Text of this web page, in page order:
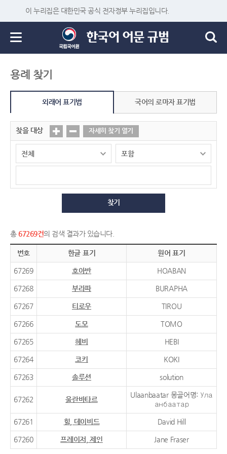
이 누리집은 대한민국 공식 전자정부 누리집입니다.
용례 찾기
외래어 표기법 국어의 로마자 표기법
찾을 대상 자세히 찾기 열기
찾기
총 67269건의 검색 결과가 있습니다.
번호 한글 표기 원어 표기
67269 호아반 HOABAN
67268 부라파 BURAPHA
67267 티로우 TIROU
67266 도모 TOMO
67265 헤비 HEBI
67264 코키 KOKI
67263 솔루션 solution
67262 울란바타르
Ulaanbaatar 몽골어명: Ула
анбаатар
67261 힐, 데이비드 David Hill
67260 프레이저, 제인 Jane Fraser